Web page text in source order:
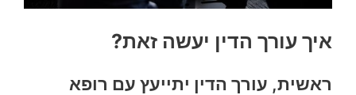
איך עורך הדין יעשה זאת?
ראשית, עורך הדין יתייעץ עם רופא